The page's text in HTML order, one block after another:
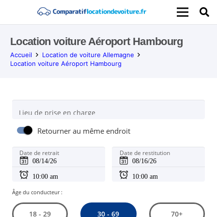
Location voiture Aéroport Hambourg
Accueil
Location de voiture Allemagne
Location voiture Aéroport Hambourg
Lieu de prise en charge
Retourner au même endroit
Date de retrait Date de restitution
Âge du conducteur :
18 - 29 30 - 69 70+